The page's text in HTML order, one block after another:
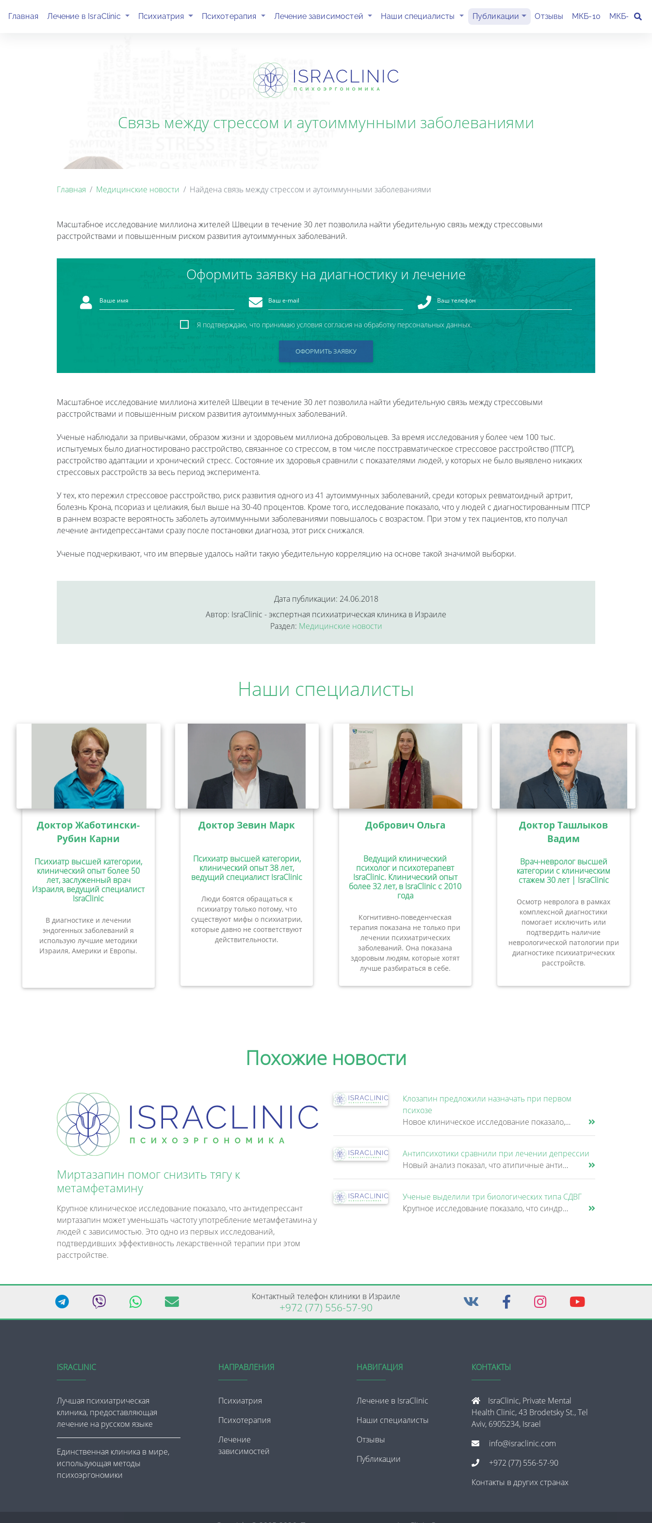
Главная Лечение в IsraClinic (current)Психиатрия (current)Психотерапия (current)Лечение зависимостей (current)Наши специалисты (current)Публикации Отзывы МКБ-10 МКБ-11
Связь между стрессом и аутоиммунными заболеваниями
Главная Медицинские новости Найдена связь между стрессом и аутоиммунными заболеваниями
Масштабное исследование миллиона жителей Швеции в течение 30 лет позволила найти убедительную связь между стрессовыми
расстройствами и повышенным риском развития аутоиммунных заболеваний.
Оформить заявку на диагностику и лечение
Я подтверждаю, что принимаю условия согласия на обработку персональных данных.
ОФОРМИТЬ ЗАЯВКУ
Масштабное исследование миллиона жителей Швеции в течение 30 лет позволила найти убедительную связь между стрессовыми
расстройствами и повышенным риском развития аутоиммунных заболеваний.
Ученые наблюдали за привычками, образом жизни и здоровьем миллиона добровольцев. За время исследования у более чем 100 тыс.
испытуемых было диагностировано расстройство, связанное со стрессом, в том числе посстравматическое стрессовое расстройство (ПТСР),
расстройство адаптации и хронический стресс. Состояние их здоровья сравнили с показателями людей, у которых не было выявлено никаких
стрессовых расстройств за весь период эксперимента.
У тех, кто пережил стрессовое расстройство, риск развития одного из 41 аутоиммунных заболеваний, среди которых ревматоидный артрит,
болезнь Крона, псориаз и целиакия, был выше на 30-40 процентов. Кроме того, исследование показало, что у людей с диагностированным ПТСР
в раннем возрасте вероятность заболеть аутоиммунными заболеваниями повышалось с возрастом. При этом у тех пациентов, кто получал
лечение антидепрессантами сразу после постановки диагноза, этот риск снижался.
Ученые подчеркивают, что им впервые удалось найти такую убедительную корреляцию на основе такой значимой выборки.
Дата публикации: 24.06.2018
Автор: IsraClinic - экспертная психиатрическая клиника в Израиле
Раздел: Медицинские новости
Наши специалисты
Доктор Жаботински-
Рубин Карни
Психиатр высшей категории,
клинический опыт более 50
лет, заслуженный врач
Израиля, ведущий специалист
IsraClinic
В диагностике и лечении
эндогенных заболеваний я
использую лучшие методики
Израиля, Америки и Европы.
Доктор Зевин Марк
Психиатр высшей категории,
клинический опыт 38 лет,
ведущий специалист IsraClinic
Люди боятся обращаться к
психиатру только потому, что
существуют мифы о психиатрии,
которые давно не соответствуют
действительности.
Добрович Ольга
Ведущий клинический
психолог и психотерапевт
IsraClinic. Клинический опыт
более 32 лет, в IsraClinic с 2010
года
Когнитивно-поведенческая
терапия показана не только при
лечении психиатрических
заболеваний. Она показана
здоровым людям, которые хотят
лучше разбираться в себе.
Доктор Ташлыков
Вадим
Врач-невролог высшей
категории с клиническим
стажем 30 лет | IsraClinic
Осмотр невролога в рамках
комплексной диагностики
помогает исключить или
подтвердить наличие
неврологической патологии при
диагностике психиатрических
расстройств.
Похожие новости
Миртазапин помог снизить тягу к
метамфетамину
Крупное клиническое исследование показало, что антидепрессант
миртазапин может уменьшать частоту употребление метамфетамина у
людей с зависимостью. Это одно из первых исследований,
подтвердивших эффективность лекарственной терапии при этом
расстройстве.
Клозапин предложили назначать при первом
психозе
Новое клиническое исследование показало, что клозапин может быть эффективнее других антипсихотиков уже после первой неуд......
Антипсихотики сравнили при лечении депрессии
Новый анализ показал, что атипичные антипсихотики, которые иногда добавляют к антидепрессантам при большом депрессивном......
Ученые выделили три биологических типа СДВГ
Крупное исследование показало, что синдром дефицита внимания и гиперактивности (СДВГ) может включать не два, а три биоло......
Контактный телефон клиники в Израиле
+972 (77) 556-57-90
ISRACLINIC
Лучшая психиатрическая
клиника, предоставляющая
лечение на русском языке
Единственная клиника в мире,
использующая методы
психоэргономики
НАПРАВЛЕНИЯ
Психиатрия
Психотерапия
Лечение
зависимостей
НАВИГАЦИЯ
Лечение в IsraClinic
Наши специалисты
Отзывы
Публикации
КОНТАКТЫ
IsraClinic, Private Mental
Health Clinic, 43 Brodetsky St., Tel
Aviv, 6905234, Israel
info@israclinic.com
+972 (77) 556-57-90
Контакты в других странах